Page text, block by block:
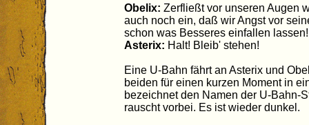
Obelix: Zerfließt vor unseren Augen
auch noch ein, daß wir Angst vor
schon was Besseres einfallen lassen!
Asterix: Halt! Bleib' stehen!
Eine U-Bahn fährt an Asterix und
beiden für einen kurzen Moment in
bezeichnet den Namen der U-Bahn-
rauscht vorbei. Es ist wieder dunkel.